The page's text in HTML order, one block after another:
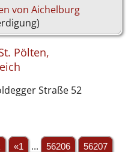
von Aichelburg
Pölten,
Straße 52
«1 ... 56206
56207